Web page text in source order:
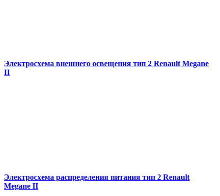
Электросхема внешнего освещения тип 2 Renault Megane
II
Электросхема распределения питания тип 2 Renault
Megane II